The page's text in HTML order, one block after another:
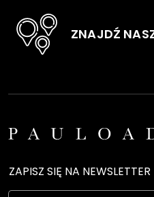
ZNAJDŹ
ZAPISZ SIĘ NA NEWSLETTER